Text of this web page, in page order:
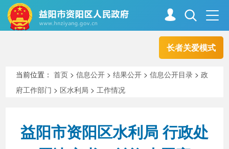
长者关爱模式
走进资阳
新闻中心 解读回应
当前位置：首页 >信息公开 >结果公开 >信息公开目录 >政
府工作部门 > 区水利局 >工作情况
益阳市资阳区水利局 行政处